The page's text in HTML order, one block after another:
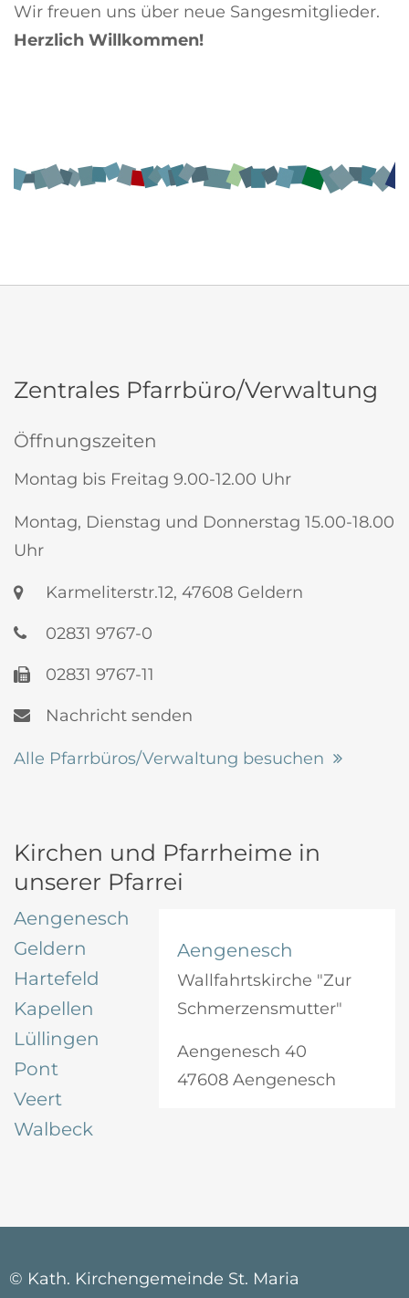
Wir freuen uns über neue Sangesmitglieder.
Herzlich Willkommen!
Zentrales Pfarrbüro/Verwaltung
Öffnungszeiten
Montag bis Freitag 9.00-12.00 Uhr
Montag, Dienstag und Donnerstag 15.00-18.00
Uhr
Karmeliterstr.12, 47608 Geldern
02831 9767-0
02831 9767-11
Nachricht senden
Alle Pfarrbüros/Verwaltung besuchen
Kirchen und Pfarrheime in
unserer Pfarrei
Aengenesch
Geldern
Hartefeld
Kapellen
Lüllingen
Pont
Veert
Walbeck
Aengenesch
Wallfahrtskirche "Zur
Schmerzensmutter"
Aengenesch 40
47608 Aengenesch
© Kath. Kirchengemeinde St. Maria